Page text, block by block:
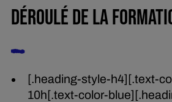
DÉROULÉ DE LA
[.heading-style-h4][.text-
10h[.text-color-